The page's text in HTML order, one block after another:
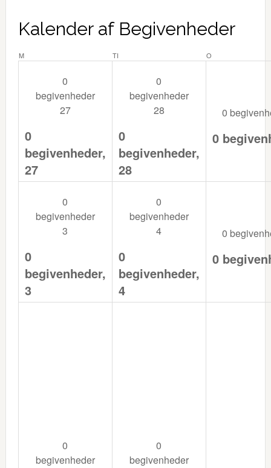
Kalender af Begivenheder
MMANDAG TITIRSDAG OONSDAG
0
begivenheder
27
0
begivenheder,
27
0
begivenheder
28
0
begivenheder,
28
0
0
0
begivenheder
3
0
begivenheder,
3
0
begivenheder
4
0
begivenheder,
4
0
0
0
begivenheder
0
begivenheder